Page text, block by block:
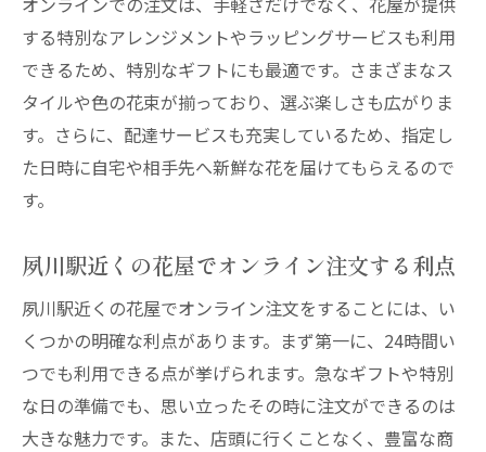
する特別なアレンジメントやラッピングサービスも利用
できるため、特別なギフトにも最適です。さまざまなス
タイルや色の花束が揃っており、選ぶ楽しさも広がりま
す。さらに、配達サービスも充実しているため、指定し
た日時に自宅や相手先へ新鮮な花を届けてもらえるので
す。
夙川駅近くの花屋でオンライン注文する利点
夙川駅近くの花屋でオンライン注文をすることには、い
くつかの明確な利点があります。まず第一に、24時間い
つでも利用できる点が挙げられます。急なギフトや特別
な日の準備でも、思い立ったその時に注文ができるのは
大きな魅力です。また、店頭に行くことなく、豊富な商